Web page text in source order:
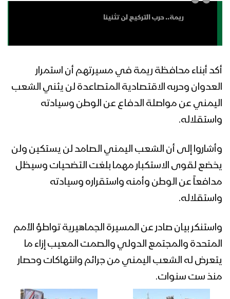
– 1442هـ
مونتاج زامل نصر اليمن | عيسى الليث –
زامل شعب الكرامة | عيسى الليث – 1441هـ
1441هـ
مونتاج زامل يالله يالله | عيسى الليث –
1441هـ
أكد أبناء محافظة ريمة في مسيرتهم أن استمرار
العدوان وحربه الاقتصادية المتصاعدة لن يثني الشعب
اليمني عن مواصلة الدفاع عن الوطن وسيادته
وأشاروا إلى أن الشعب اليمني الصامد لن يستكين ولن
يخضع لقوى الاستكبار مهما بلغت التضحيات وسيظل
مدافعاً عن الوطن وأمنه واستقراره وسيادته
واستنكر بيان صادر عن المسيرة الجماهيرية تواطؤ الأمم
المتحدة والمجتمع الدولي والصمت المعيب إزاء ما
يتعرض له الشعب اليمني من جرائم وانتهاكات وحصار
منذ ست سنوات.